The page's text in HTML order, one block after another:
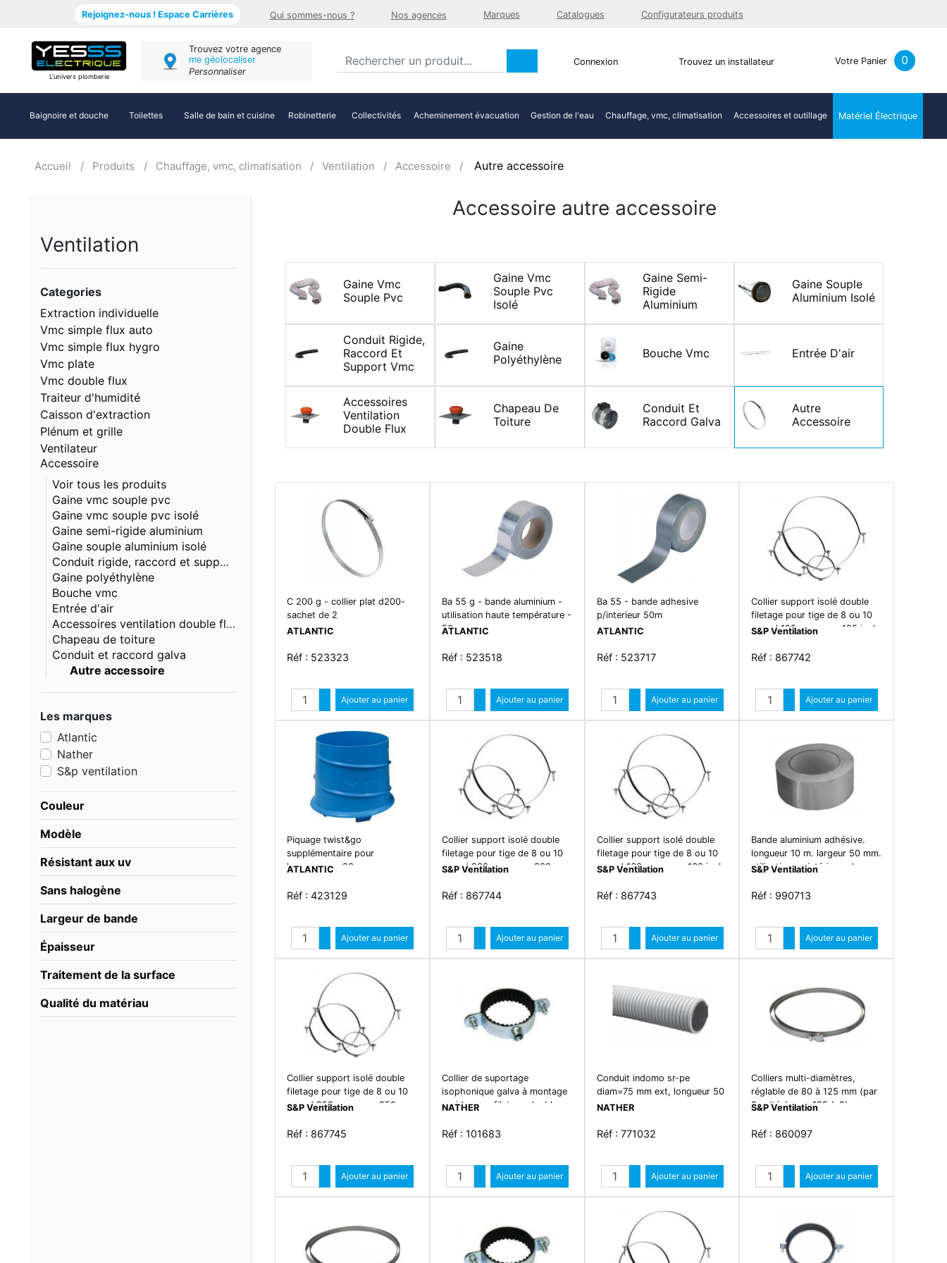
Rejoignez-nous ! Espace Carrières Qui sommes-nous ? Nos agences Marques Catalogues Configurateurs produits
L'univers plomberie
Trouvez votre agence
me géolocaliser
Personnaliser
Connexion Trouvez un installateur Votre Panier 0
Baignoire et douche Toilettes Salle de bain et cuisine Robinetterie Collectivités Acheminement évacuation Gestion de l'eau Chauffage, vmc, climatisation Accessoires et outillage Matériel Électrique
Accueil Produits Chauffage, vmc, climatisation Ventilation Accessoire Autre accessoire
Ventilation
Categories
Extraction individuelle
Vmc simple flux auto
Vmc simple flux hygro
Vmc plate
Vmc double flux
Traiteur d'humidité
Caisson d'extraction
Plénum et grille
Ventilateur
Accessoire
Voir tous les produits
Gaine vmc souple pvc
Gaine vmc souple pvc isolé
Gaine semi-rigide aluminium
Gaine souple aluminium isolé
Conduit rigide, raccord et support vmc
Gaine polyéthylène
Bouche vmc
Entrée d'air
Accessoires ventilation double flux
Chapeau de toiture
Conduit et raccord galva
Autre accessoire
Les marques
Atlantic
Nather
S&p ventilation
Couleur
Modèle
Résistant aux uv
Sans halogène
Largeur de bande
Épaisseur
Traitement de la surface
Qualité du matériau
Accessoire autre accessoire
Gaine Vmc
Souple Pvc
Gaine Vmc
Souple Pvc
Isolé
Gaine Semi-
Rigide
Aluminium
Gaine Souple
Aluminium Isolé
Conduit Rigide,
Raccord Et
Support Vmc
Gaine
Polyéthylène
Bouche Vmc Entrée D'air
Accessoires
Ventilation
Double Flux
Chapeau De
Toiture
Conduit Et
Raccord Galva
Autre
Accessoire
C 200 g - collier plat d200-
sachet de 2
ATLANTIC
Réf : 523323
Quantité
Augmenter quantité
Diminuer quantité
Ajouter au panier
Ba 55 g - bande aluminium -
utilisation haute température -
50m
ATLANTIC
Réf : 523518
Quantité
Augmenter quantité
Diminuer quantité
Ajouter au panier
Ba 55 - bande adhesive
p/interieur 50m
ATLANTIC
Réf : 523717
Quantité
Augmenter quantité
Diminuer quantité
Ajouter au panier
Collier support isolé double
filetage pour tige de 8 ou 10
mm, d 125 mm - csu 125 isole
S&P Ventilation
Réf : 867742
Quantité
Augmenter quantité
Diminuer quantité
Ajouter au panier
Piquage twist&go
supplémentaire pour
hygrocosy - 80 mm
ATLANTIC
Réf : 423129
Quantité
Augmenter quantité
Diminuer quantité
Ajouter au panier
Collier support isolé double
filetage pour tige de 8 ou 10
mm, d 200 mm - csu 200
S&P Ventilation
Réf : 867744
Quantité
Augmenter quantité
Diminuer quantité
Ajouter au panier
Collier support isolé double
filetage pour tige de 8 ou 10
mm, d 160 mm - csu 160 isole
S&P Ventilation
Réf : 867743
Quantité
Augmenter quantité
Diminuer quantité
Ajouter au panier
Bande aluminium adhésive.
longueur 10 m. largeur 50 mm.
utilisation en intérieur - ba-
S&P Ventilation
Réf : 990713
Quantité
Augmenter quantité
Diminuer quantité
Ajouter au panier
Collier support isolé double
filetage pour tige de 8 ou 10
mm, d 250 mm - csu 250
S&P Ventilation
Réf : 867745
Quantité
Augmenter quantité
Diminuer quantité
Ajouter au panier
Collier de suportage
isophonique galva à montage
rapide avec filetage double
NATHER
Réf : 101683
Quantité
Augmenter quantité
Diminuer quantité
Ajouter au panier
Conduit indomo sr-pe
diam=75 mm ext, longueur 50
m
NATHER
Réf : 771032
Quantité
Augmenter quantité
Diminuer quantité
Ajouter au panier
Colliers multi-diamètres,
réglable de 80 à 125 mm (par
2 unités) - cx-125 (x2)
S&P Ventilation
Réf : 860097
Quantité
Augmenter quantité
Diminuer quantité
Ajouter au panier